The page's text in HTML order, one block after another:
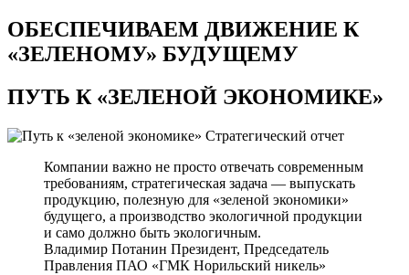
ОБЕСПЕЧИВАЕМ ДВИЖЕНИЕ К
«ЗЕЛЕНОМУ» БУДУЩЕМУ
ПУТЬ К«ЗЕЛЕНОЙ ЭКОНОМИКЕ»
Стратегический отчет
Компании важно не просто отвечать современным
требованиям, стратегическая задача — выпускать
продукцию, полезную для «зеленой экономики»
будущего, а производство экологичной продукции
и само должно быть экологичным.
Владимир Потанин Президент, Председатель
Правления ПАО «ГМК Норильский никель»